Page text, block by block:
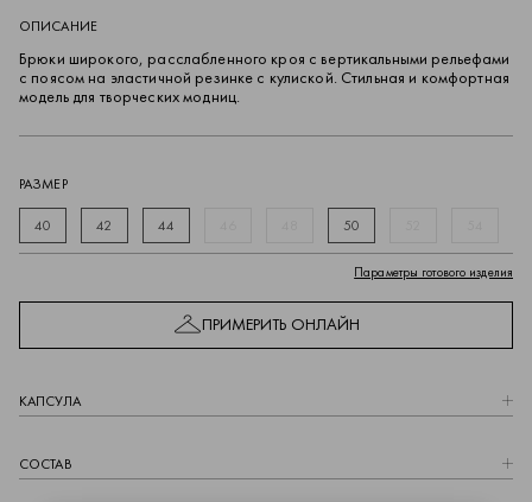
ОПИСАНИЕ
Брюки широкого, расслабленного кроя с вертикальными рельефами
с поясом на эластичной резинке с кулиской. Стильная и комфортная
модель для творческих модниц.
РАЗМЕР
40 42 44 50
Параметры готового изделия
ПРИМЕРИТЬ ОНЛАЙН
КАПCУЛА
СОСТАВ